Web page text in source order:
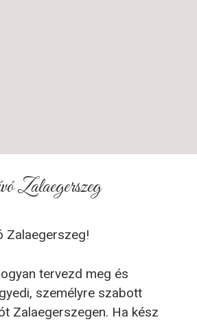
Zalaegerszeg
Zalaegerszeg!
tervezd meg és
személyre szabott
Zalaegerszegen. Ha kész